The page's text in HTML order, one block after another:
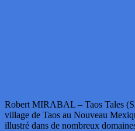
Robert MIRABAL – Taos Tales
village de Taos au Nouveau
illustré dans de nombreux